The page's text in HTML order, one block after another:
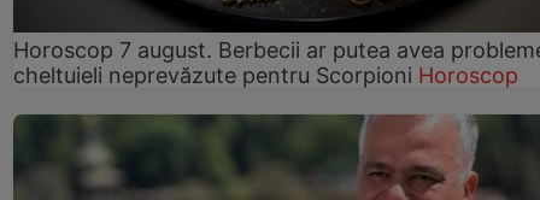
Horoscop 7 august. Berbecii ar putea avea
cheltuieli neprevăzute pentru Scorpioni Horoscop